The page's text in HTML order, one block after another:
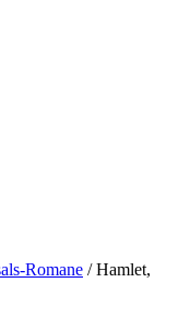
teilweise noch
Romane / Hamlet,